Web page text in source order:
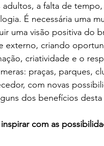
a falta de
É necessária uma
uma visão positiva do
externo, criando
criatividade e o
praças, parques,
com novas
dos benefícios desta
com as